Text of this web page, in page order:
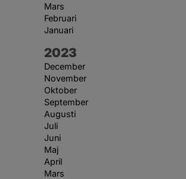
Mars
Februari
Januari
År:
2023
December
November
Oktober
September
Augusti
Juli
Juni
Maj
April
Mars